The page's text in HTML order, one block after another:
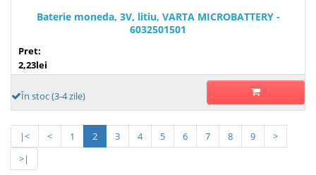
Baterie moneda, 3V, litiu, VARTA MICROBATTERY -
6032501501
Pret:
2,23lei
În stoc (3-4 zile)
|< < 1 2 3 4 5 6 7 8 9
>
>|